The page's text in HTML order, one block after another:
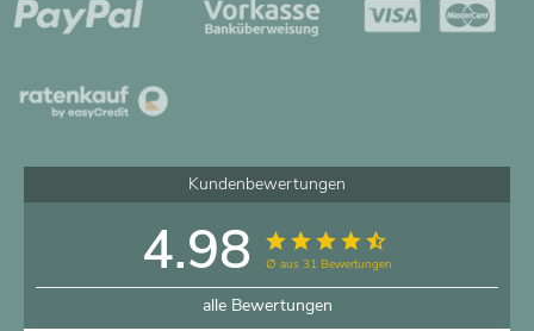
Kundenbewertungen
4.98 ∅ aus 31 Bewertungen
alle Bewertungen